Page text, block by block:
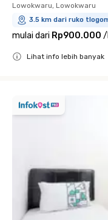
Lowokwaru, Lowokwaru
3.5 km dari ruko
mulai dari Rp900.000 /
Lihat info lebih banyak